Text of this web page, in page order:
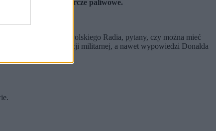
obowiązywać tarcze paliwowe.
podejmował?
większe wsparcie?
na antenie Programu 1 Polskiego Radia, pytany, czy można mieć
w tym rozwój sytuacji militarnej, a nawet wypowiedzi Donalda